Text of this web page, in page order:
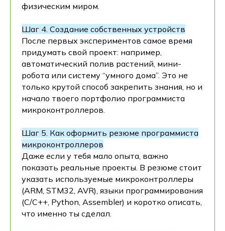
физическим миром.
Шаг 4. Создание собственных устройств
После первых экспериментов самое время
придумать свой проект: например,
автоматический полив растений, мини-
робота или систему “умного дома”. Это не
только крутой способ закрепить знания, но и
начало твоего портфолио программиста
микроконтроллеров.
Шаг 5. Как оформить резюме программиста
микроконтроллеров
Даже если у тебя мало опыта, важно
показать реальные проекты. В резюме стоит
указать используемые микроконтроллеры
(ARM, STM32, AVR), языки программирования
(C/C++, Python, Assembler) и коротко описать,
что именно ты сделал.